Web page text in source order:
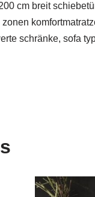
cm breit
schränke, sofa